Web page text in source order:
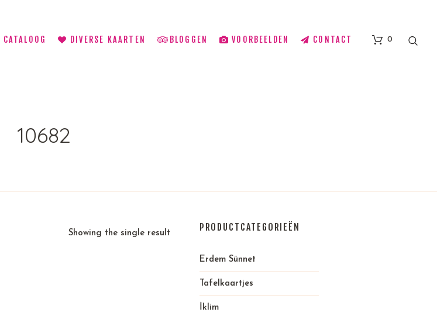
0
CATALOOG DIVERSE KAARTEN BLOGGEN VOORBEELDEN CONTACT
10682
Showing the single result
PRODUCTCATEGORIEËN
Erdem Sünnet
Tafelkaartjes
İklim